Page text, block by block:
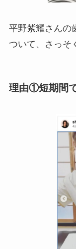
平野紫耀さんの
ついて、さっそ
理由①短期間